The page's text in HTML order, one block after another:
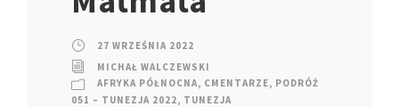
27 WRZEŚNIA 2022
MICHAŁ WALCZEWSKI
AFRYKA PÓŁNOCNA, CMENTARZE, PODRÓŻ
051 – TUNEZJA 2022, TUNEZJA